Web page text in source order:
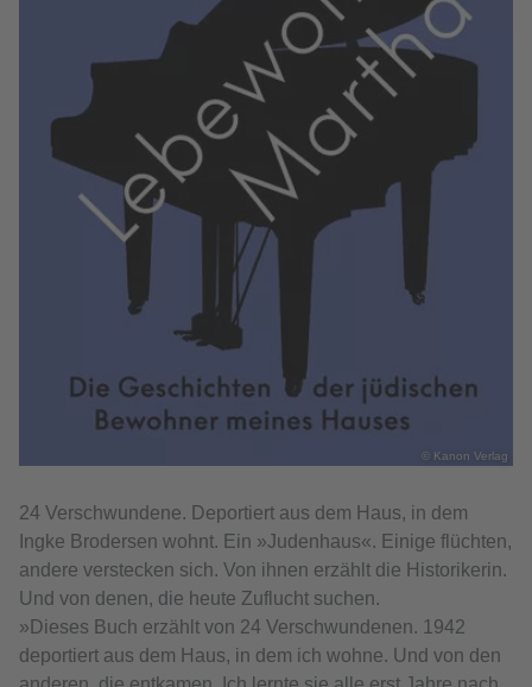
© Kanon Verlag
24 Verschwundene. Deportiert aus dem Haus, in dem
Ingke Brodersen wohnt. Ein »Judenhaus«. Einige flüchten,
andere verstecken sich. Von ihnen erzählt die Historikerin.
Und von denen, die heute Zuflucht suchen.
»Dieses Buch erzählt von 24 Verschwundenen. 1942
deportiert aus dem Haus, in dem ich wohne. Und von den